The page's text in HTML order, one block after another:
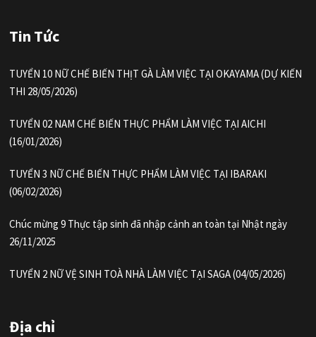
Tin Tức
TUYỂN 10 NỮ CHẾ BIẾN THỊT GÀ LÀM VIỆC TẠI OKAYAMA (DỰ KIẾN
THI 28/05/2026)
TUYỂN 02 NAM CHẾ BIẾN THỰC PHẨM LÀM VIỆC TẠI AICHI
(16/01/2026)
TUYỂN 3 NỮ CHẾ BIẾN THỰC PHẨM LÀM VIỆC TẠI IBARAKI
(06/02/2026)
Chúc mừng 9 Thực tập sinh đã nhập cảnh an toàn tại Nhật ngày
26/11/2025
TUYỂN 2 NỮ VỆ SINH TOÀ NHÀ LÀM VIỆC TẠI SAGA (04/05/2026)
Địa chỉ